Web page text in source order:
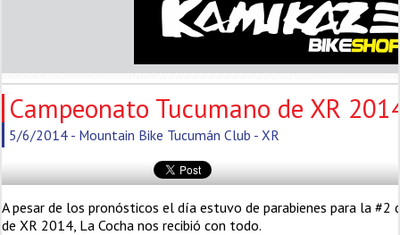
Campeonato Tucumano de XR
5/6/2014 - Mountain Bike Tucumán Club - XR
A pesar de los pronósticos el día estuvo de parabienes para la #2
de XR 2014, La Cocha nos recibió con todo.